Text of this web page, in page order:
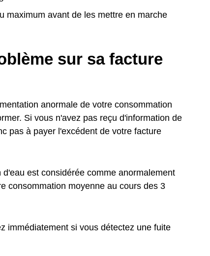
maximum avant de les mettre en marche
sur sa facture
anormale de votre consommation
Si vous n'avez pas reçu d'information de
pas à payer l'excédent de votre facture
est considérée comme anormalement
consommation moyenne au cours des 3
immédiatement si vous détectez une fuite